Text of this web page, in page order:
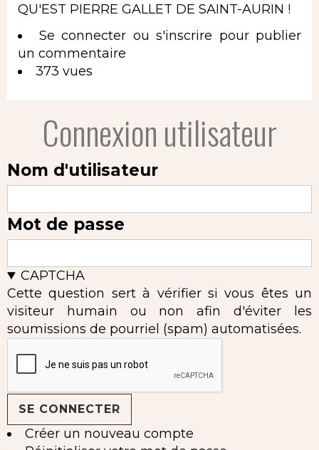
QU'EST PIERRE GALLET DE SAINT-AURIN !
Se connecter ou s'inscrire pour publier
un commentaire
373 vues
Connexion utilisateur
Nom d'utilisateur
Mot de passe
CAPTCHA
Cette question sert à vérifier si vous êtes un
visiteur humain ou non afin d'éviter les
soumissions de pourriel (spam) automatisées.
Créer un nouveau compte